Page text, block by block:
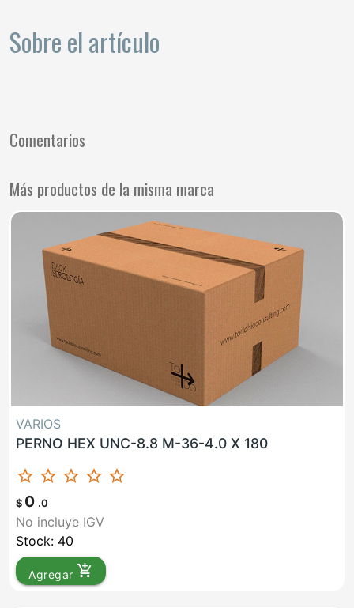
Sobre el artículo
Comentarios
Más productos de la misma marca
VARIOS
PERNO HEX UNC-8.8 M-36-4.0 X 180
star_border star_border star_border star_border star_border
$ 0 .0
No incluye IGV
Stock: 40
Agregar add_shopping_cart